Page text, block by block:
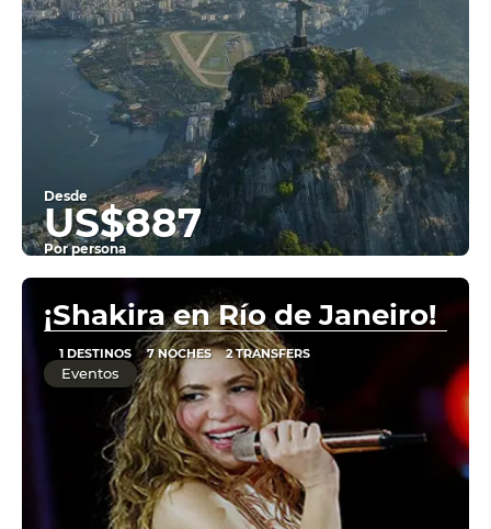
Desde
US$887
Por persona
Ver
¡Shakira en Río de Janeiro!
1 DESTINOS 7 NOCHES 2 TRANSFERS
Eventos